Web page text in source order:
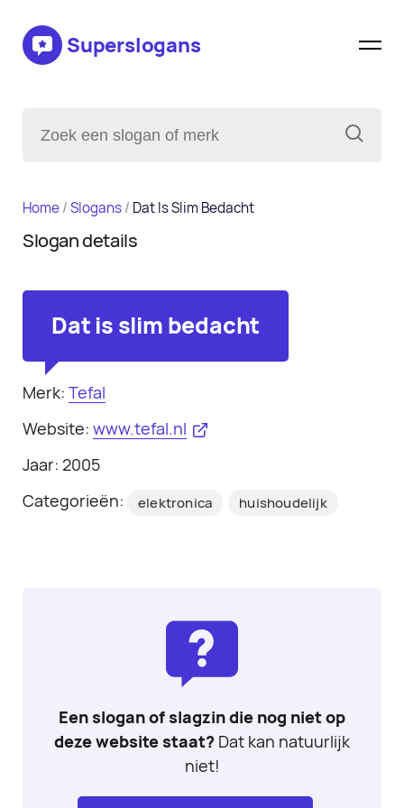
Superslogans
Home/Slogans/ Dat Is Slim Bedacht
Slogan details
Dat is slim bedacht
Merk: Tefal
Website: www.tefal.nl
Jaar: 2005
Categorieën:
elektronica huishoudelijk
Een slogan of slagzin die nog niet op
deze website staat? Dat kan natuurlijk
niet!